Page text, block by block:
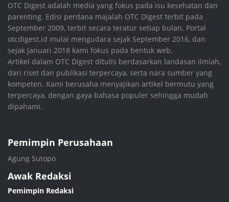
OTC Digest adalah media yang fokus pada isu kesehatan dan
parenting. Edisi perdana majalah OTC Digest terbit pada
September 2009, terbit secara teratur setiap bulan. Portal
otcdigest.id mulai mengudara sejak September 2016, dan
sejak Januari 2018 kami fokus pada bentuk web.
Artikel dalam OTC Digest ditulis berdasarkan landasan ilmiah,
dari riset dan publikasi terpercaya, serta nara sumber yang
kompeten. Kami berusaha menyajikan artikel bermutu yang
terpercaya, dengan gaya bahasa populer sehingga mudah
dipahami.
Pemimpin Perusahaan
Agung Sutopo
Awak Redaksi
Pemimpin Redaksi